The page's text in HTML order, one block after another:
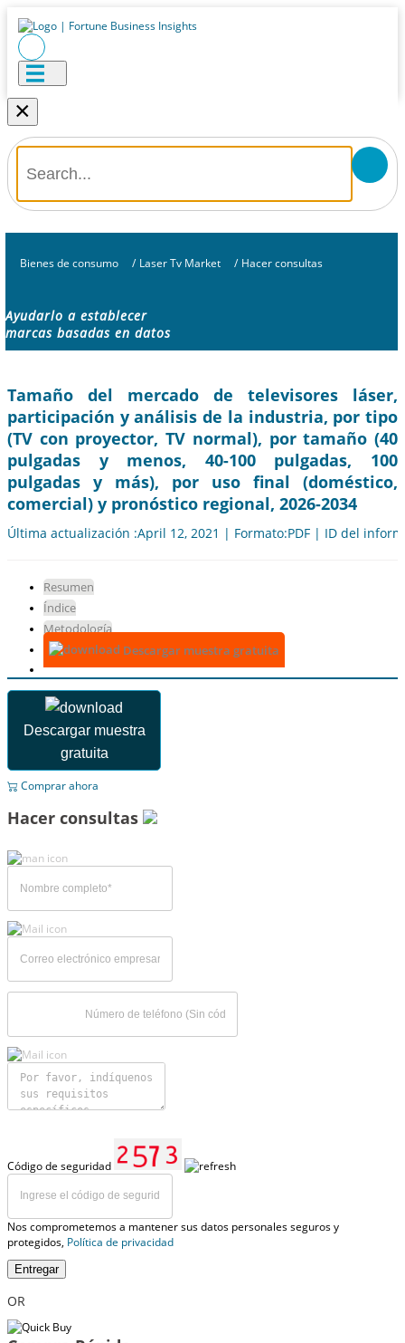
×
Bienes de consumo / Laser Tv Market / Hacer consultas
Ayudarlo a establecer
marcas basadas en datos
Tamaño del mercado de televisores láser,
participación y análisis de la industria, por tipo
(TV con proyector, TV normal), por tamaño (40
pulgadas y menos, 40-100 pulgadas, 100
pulgadas y más), por uso final (doméstico,
comercial) y pronóstico regional, 2026-2034
Última actualización :April 12, 2021 | Formato:PDF | ID del
Resumen
Índice
Metodología
Descargar muestra gratuita
Descargar muestra
gratuita
Comprar ahora
Hacer consultas
Código de seguridad
Nos comprometemos a mantener sus datos personales seguros y
protegidos, Política de privacidad
Entregar
OR